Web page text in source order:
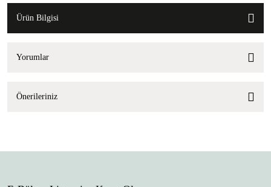
Ürün Bilgisi
Yorumlar
Önerileriniz